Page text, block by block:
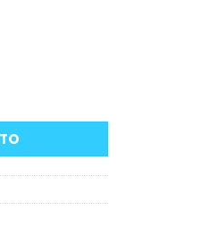
a motor motores BMW